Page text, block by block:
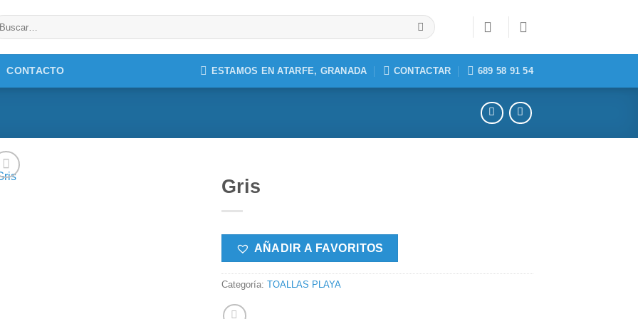
CONTACTO ESTAMOS EN ATARFE, GRANADA CONTACTAR 689 58 91 54
Gris
AÑADIR A FAVORITOS
Categoría:TOALLAS PLAYA